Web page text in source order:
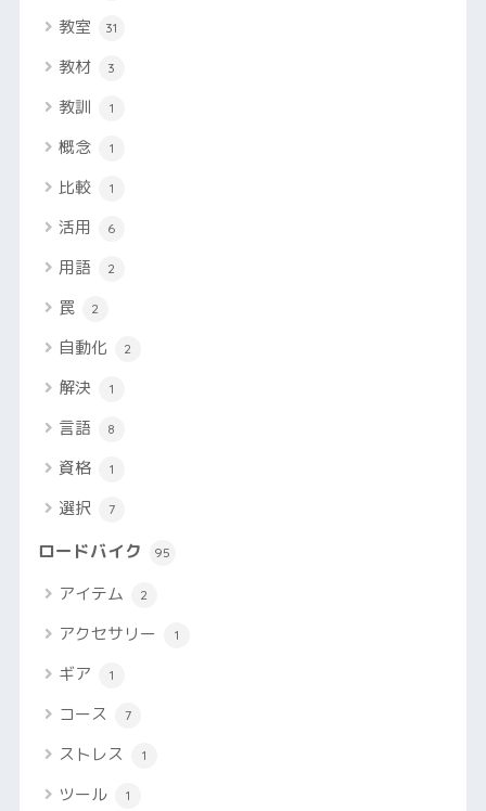
教室 31
教材 3
教訓 1
概念 1
比較 1
活用 6
用語 2
罠 2
自動化 2
解決 1
言語 8
資格 1
選択 7
ロードバイク 95
アイテム 2
アクセサリー 1
ギア 1
コース 7
ストレス 1
ツール 1